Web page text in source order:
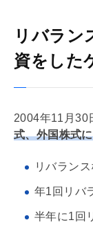
リバラン
資をした
2004年11月30
式、外国株式
リバランス
年1回リバ
半年に1回